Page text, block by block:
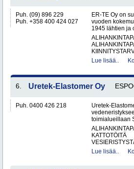
Puh. (09) 896 229
Puh. +358 400 424 027
ER-TE Oy on
vuoden
1945 lähtien ja
Lue lisää..
6. Uretek-Elastomer Oy
Puh. 0400 426 218
Uretek-
toimialueillaan
KATTOTÖITÄ
Lue lisää..